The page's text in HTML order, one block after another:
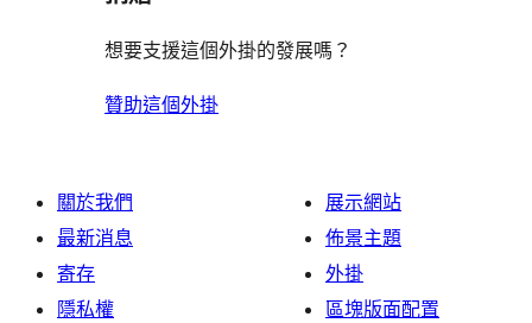
想要支援這個外掛的發展嗎？
贊助這個外掛
關於我們
最新消息
寄存
隱私權
展示網站
佈景主題
外掛
區塊版面配置